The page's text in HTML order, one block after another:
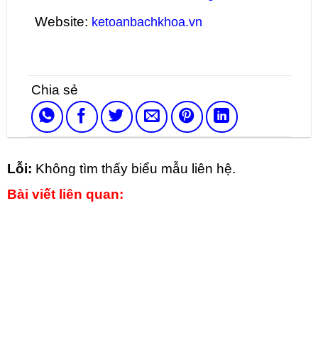
Website: ketoanbachkhoa.vn
Lỗi: Không tìm thấy biểu mẫu liên hệ.
Bài viết liên quan: